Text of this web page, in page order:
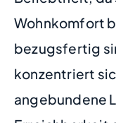
Wohnkomfort
bezugsfertig
konzentriert
angebundene